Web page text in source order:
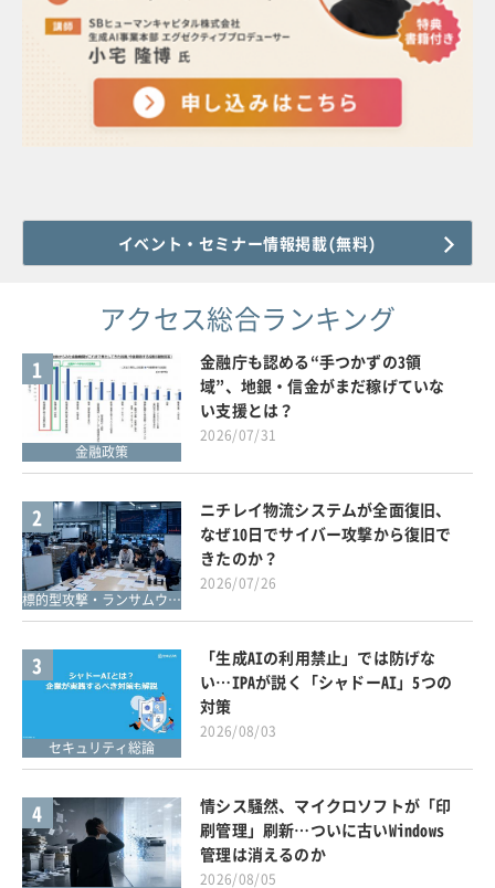
イベント・セミナー情報掲載(無料)
アクセス総合ランキング
1
金融政策
金融庁も認める“手つかずの3領
域”、地銀・信金がまだ稼げていな
い支援とは？
2026/07/31
2
標的型攻撃・ランサムウェア対策
ニチレイ物流システムが全面復旧、
なぜ10日でサイバー攻撃から復旧で
きたのか？
2026/07/26
3
セキュリティ総論
「生成AIの利用禁止」では防げな
い…IPAが説く「シャドーAI」5つの
対策
2026/08/03
4
情シス騒然、マイクロソフトが「印
刷管理」刷新…ついに古いWindows
管理は消えるのか
2026/08/05